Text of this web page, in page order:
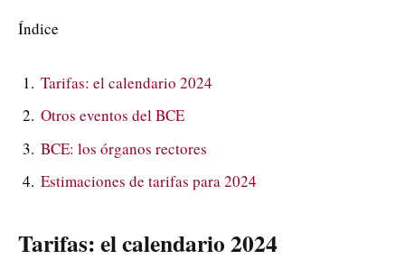
Índice
Tarifas: el calendario 2024
Otros eventos del BCE
BCE: los órganos rectores
Estimaciones de tarifas para 2024
Tarifas: el calendario 2024